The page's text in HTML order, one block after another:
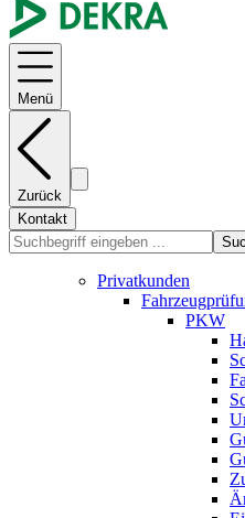
Menü
Zurück
Kontakt
Privatkunden
PKW